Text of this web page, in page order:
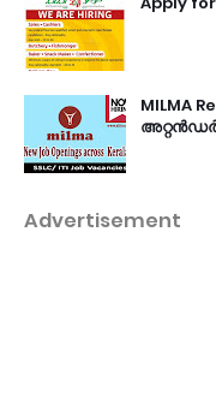
MILMA
Advertisement